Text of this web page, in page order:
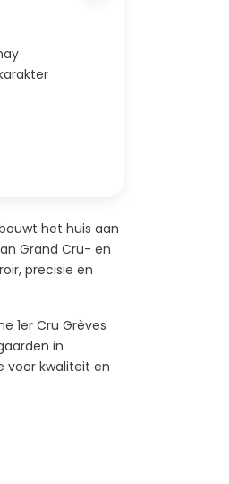
het huis aan
Grand Cru- en
precisie en
1er Cru Grèves
in
voor kwaliteit en